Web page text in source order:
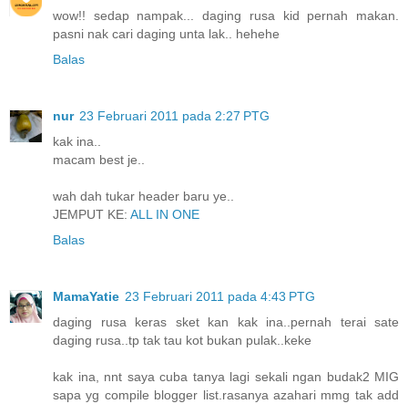
wow!! sedap nampak... daging rusa kid pernah makan.
pasni nak cari daging unta lak.. hehehe
Balas
nur 23 Februari 2011 pada 2:27 PTG
kak ina..
macam best je..
wah dah tukar header baru ye..
JEMPUT KE: ALL IN ONE
Balas
MamaYatie 23 Februari 2011 pada 4:43 PTG
daging rusa keras sket kan kak ina..pernah terai sate
daging rusa..tp tak tau kot bukan pulak..keke
kak ina, nnt saya cuba tanya lagi sekali ngan budak2 MIG
sapa yg compile blogger list.rasanya azahari mmg tak add